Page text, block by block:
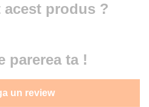
acest produs ?
parerea ta !
un review